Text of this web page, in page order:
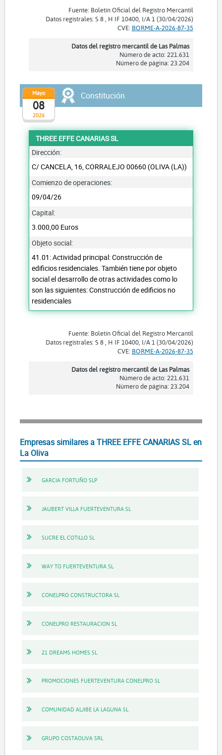
Fuente: Boletín Oficial del Registro Mercantil
Datos registrales: S 8 , H IF 10400, I/A 1 (30/04/2026)
CVE: BORME-A-2026-87-35
Datos del registro mercantil de Las Palmas
Número de acto: 221.631
Número de página: 23.204
2026
Mayo
08
Constitución
THREE EFFE CANARIAS SL
Dirección:
C/ CANCELA, 16, CORRALEJO 00660 (OLIVA (LA))
Comienzo de operaciones:
09/04/26
Capital:
3.000,00 Euros
Objeto social:
41.01: Actividad principal: Construcción de
edificios residenciales. También tiene por objeto
social el desarrollo de otras actividades como lo
son las siguientes: Construcción de edificios no
residenciales
Fuente: Boletín Oficial del Registro Mercantil
Datos registrales: S 8 , H IF 10400, I/A 1 (30/04/2026)
CVE: BORME-A-2026-87-35
Datos del registro mercantil de Las Palmas
Número de acto: 221.631
Número de página: 23.204
Empresas similares a THREE EFFE CANARIAS SL en
La Oliva
GARCIA FORTUÑO SLP
JAUBERT VILLA FUERTEVENTURA SL
SUCRE EL COTILLO SL
WAY TO FUERTEVENTURA SL
CONELPRO CONSTRUCTORA SL
CONELPRO RESTAURACION SL
21 DREAMS HOMES SL
PROMOCIONES FUERTEVENTURA CONELPRO SL
COMUNIDAD ALJIBE LA LAGUNA SL
GRUPO COSTAOLIVA SRL